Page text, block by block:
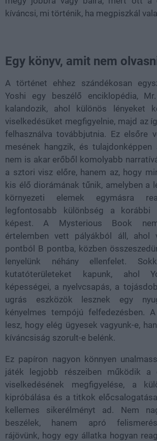
kíváncsi, mi történik, ha megpiszkál
Egy könyv, amit nem
A történet ehhez szándékosan
Yoshi egy beszélő enciklopédia,
kalandozik, ahol különös lényeket
viselkedésüket megfigyelnie, majd az
felhasználva továbbjutnia. Ez elsőre
mesének hangzik, és
nem is akar erőből komolyabb
a sztori visz előre, hanem az, hogy
kis élő diorámának tűnik, amelyben a
környezeti elemek egymásra
legfontosabb különbség a korábbi
képest. A Mysterious Book nem
értelemben vett pályákból áll, ahol
pontból B pontba, közben
lenyelünk néhány ellenfelet.
kutatóterületeket kapunk, ahol
képességei, a nyelvcsapás, a
ugrás eszközök lesznek egy
kényelmes tempójú felfedezésben.
lesz, hogy elég ügyesek vagyunk-e,
kíváncsiság szorult-e belénk.
Ez papíron nagyon könnyen
játék legjobb részeiben működik a
viselkedésének megfigyelése, a
kipróbálása és a titkok
kellemes sikerélményt ad. Nem
beszélek, hanem apró
rájövünk, hogy egy állatka hogyan